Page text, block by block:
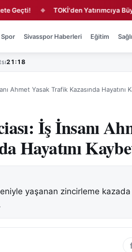
◆ TOKİ'den Yatırımcıya Büyük
Spor Sivasspor Haberleri Eğitim
21:18
Ahmet Yasak Trafik Kazasında Hayatını
İş İnsanı
Hayatını
yaşanan zincirleme kazada